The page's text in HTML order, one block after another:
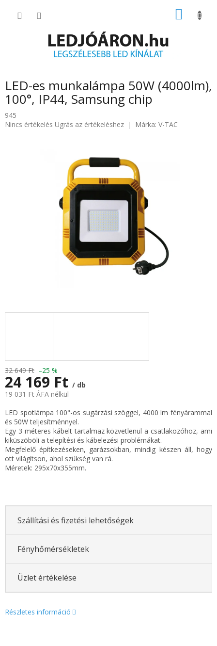
KOSÁR
LED-es munkalámpa 50W (4000lm),
100°, IP44, Samsung chip
945
A
Nincs értékelés Ugrás az értékeléshez Márka: V-TAC
32 649 Ft –25 %
24 169 Ft / db
19 031 Ft ÁFA nélkül
LED spotlámpa 100°-os sugárzási szöggel, 4000 lm fényárammal
és 50W teljesítménnyel.
Egy 3 méteres kábelt tartalmaz közvetlenül a csatlakozóhoz, ami
kiküszöböli a telepítési és kábelezési problémákat.
Megfelelő építkezéseken, garázsokban, mindig készen áll, hogy
ott világítson, ahol szükség van rá.
Méretek: 295x70x355mm.
Szállítási és fizetési lehetőségek
Fényhőmérsékletek
Üzlet értékelése
Részletes információ